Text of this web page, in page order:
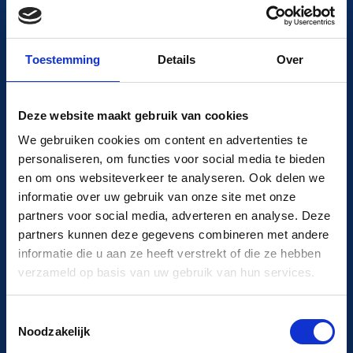
Toestemming Details Over
Deze website maakt gebruik van cookies
We gebruiken cookies om content en advertenties te
personaliseren, om functies voor social media te bieden
en om ons websiteverkeer te analyseren. Ook delen we
informatie over uw gebruik van onze site met onze
partners voor social media, adverteren en analyse. Deze
partners kunnen deze gegevens combineren met andere
informatie die u aan ze heeft verstrekt of die ze hebben
verzameld op basis van uw gebruik van hun services.
Noodzakelijk
professionelle Hilfe zu leisten.
Wir vermieten nicht nur Dampfkessel, sondern sind
auch Berater auf dem Gebiet des Dampfes. Mit mehr
als 35 Jahren Erfahrung in verschiedenen Branchen
können wir Sie bei der Anwendung von Dampf in
Ihrem Unternehmen unterstützen. Technische
Beratung von der Planung bis zur Umsetzung. Wir
prüfen, wie Sie Ihr Unternehmen in Bezug auf die